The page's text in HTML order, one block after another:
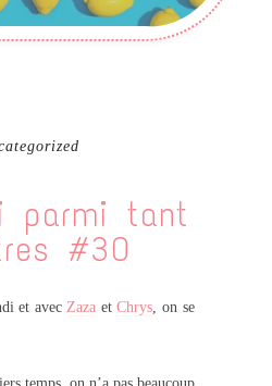
parmi tant
#30
et avec Zaza etChrys , on se